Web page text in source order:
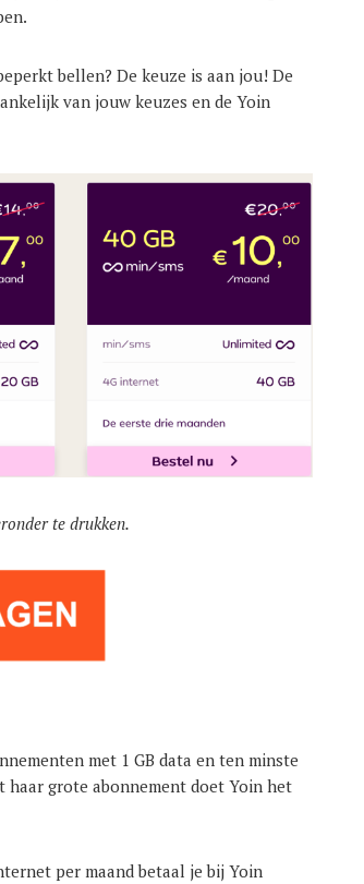
bellen? De keuze is aan jou! De
van jouw keuzes en de Yoin
te drukken.
met 1 GB data en ten minste
haar grote abonnement doet Yoin het
per maand betaal je bij Yoin